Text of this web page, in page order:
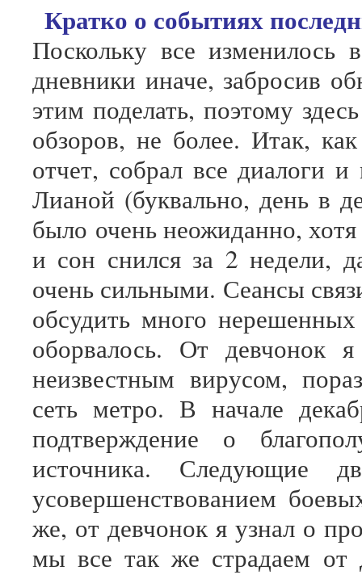
Кратко о событиях
Поскольку все
дневники иначе, забросив
этим поделать, поэтому
обзоров, не более. Итак,
отчет, собрал все диалоги
Лианой (буквально, день в
было очень неожиданно,
и сон снился за 2 недели,
очень сильными. Сеансы
обсудить много
оборвалось. От девчонок
неизвестным вирусом,
сеть метро. В начале
подтверждение о
источника. Следующие
усовершенствованием
же, от девчонок я узнал о
мы все так же страдаем от